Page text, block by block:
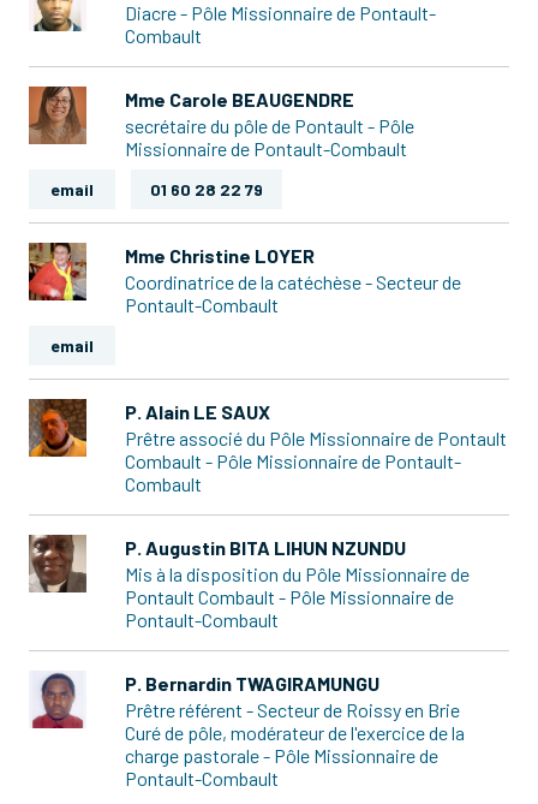
Diacre - Pôle Missionnaire de Pontault-
Combault
Mme Carole BEAUGENDRE
secrétaire du pôle de Pontault - Pôle
Missionnaire de Pontault-Combault
email 01 60 28 22 79
Mme Christine LOYER
Coordinatrice de la catéchèse - Secteur de
Pontault-Combault
email
P. Alain LE SAUX
Prêtre associé du Pôle Missionnaire de Pontault
Combault - Pôle Missionnaire de Pontault-
Combault
P. Augustin BITA LIHUN NZUNDU
Mis à la disposition du Pôle Missionnaire de
Pontault Combault - Pôle Missionnaire de
Pontault-Combault
P. Bernardin TWAGIRAMUNGU
Prêtre référent - Secteur de Roissy en Brie
Curé de pôle, modérateur de l'exercice de la
charge pastorale - Pôle Missionnaire de
Pontault-Combault